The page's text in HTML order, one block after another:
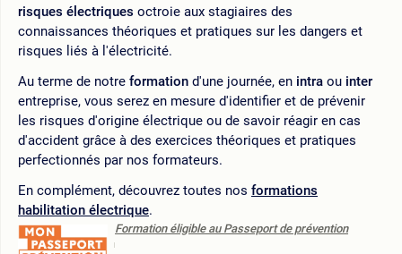
risques électriques octroie aux stagiaires des
connaissances théoriques et pratiques sur les dangers et
risques liés à l'électricité.
Au terme de notre formation d'une journée, en intra ou inter
entreprise, vous serez en mesure d'identifier et de prévenir
les risques d'origine électrique ou de savoir réagir en cas
d'accident grâce à des exercices théoriques et pratiques
perfectionnés par nos formateurs.
En complément, découvrez toutes nos formations
habilitation électrique.
Formation éligible au Passeport de prévention